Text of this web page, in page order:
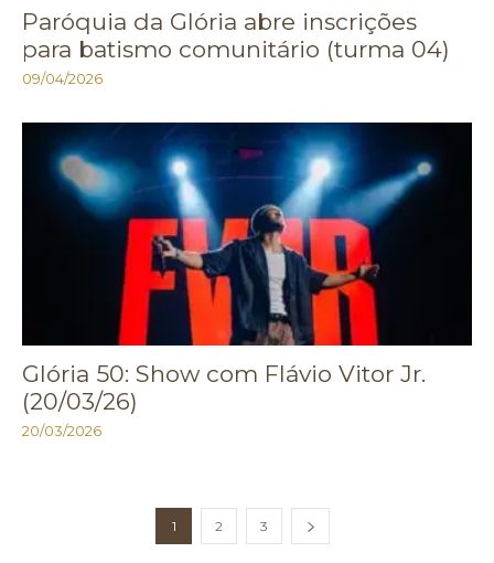
Paróquia da Glória abre inscrições
para batismo comunitário (turma 04)
09/04/2026
Glória 50: Show com Flávio Vitor Jr.
(20/03/26)
20/03/2026
1 2 3